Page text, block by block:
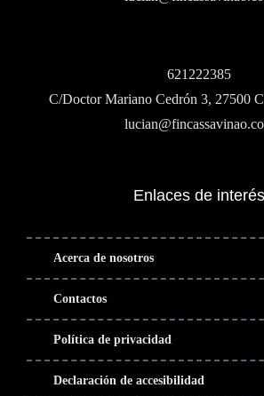
621222385
C/Doctor Mariano Cedrón 3, 27500
Enlaces de interés
Acerca de nosotros
Contactos
Política de privacidad
Declaración de accesibilidad